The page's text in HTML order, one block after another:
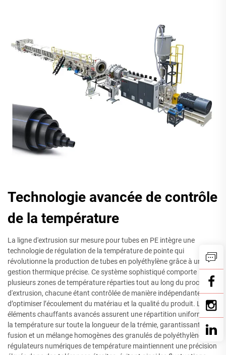
Technologie avancée de contrôle
de la température
La ligne d'extrusion sur mesure pour tubes en PE intègre une
technologie de régulation de la température de pointe qui
révolutionne la production de tubes en polyéthylène grâce à une
gestion thermique précise. Ce système sophistiqué comporte
plusieurs zones de température réparties tout au long du procédé
d'extrusion, chacune étant contrôlée de manière indépendante afin
d’optimiser l’écoulement du matériau et la qualité du produit. Les
éléments chauffants avancés assurent une répartition uniforme de
la température sur toute la longueur de la trémie, garantissant une
fusion et un mélange homogènes des granulés de polyéthylène. Des
régulateurs numériques de température maintiennent une précision